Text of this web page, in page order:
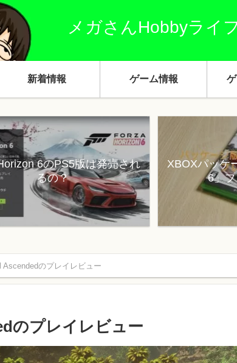
メガさんHobbyライ
新着情報 ゲーム情報
6のPS5版は発売され
るの？
XBOXパッケ
6」
のプレイレビュー
のプレイレビュー